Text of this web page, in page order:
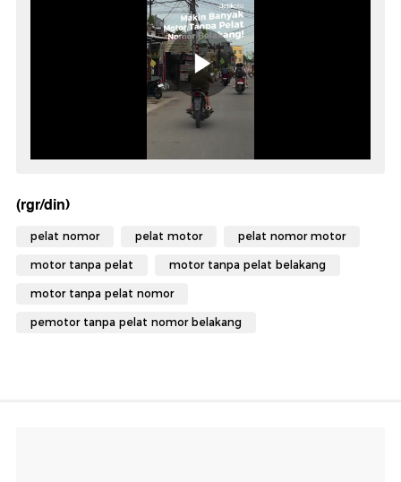
(rgr/din)
pelat nomor pelat motor pelat nomor motor
motor tanpa pelat motor tanpa pelat belakang
motor tanpa pelat nomor
pemotor tanpa pelat nomor belakang